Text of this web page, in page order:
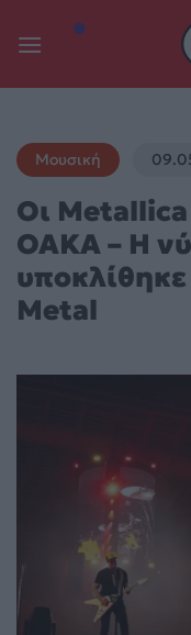
Μουσική
Οι Metallica
ΟΑΚΑ – Η
Metal